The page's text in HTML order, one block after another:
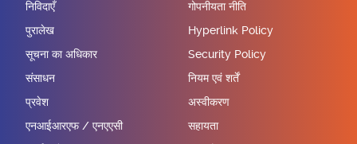
निविदाएँ
पुरालेख
सूचना का अधिकार
संसाधन
प्रवेश
एनआईआरएफ / एनएएसी
गोपनीयता नीति
Hyperlink Policy
Security Policy
नियम एवं शर्तें
अस्वीकरण
सहायता